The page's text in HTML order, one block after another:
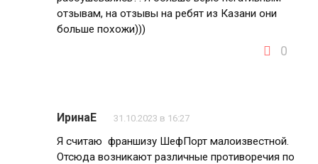
отзывам, на отзывы на ребят из Казани они
больше похожи)))
0
ИринаЕ 31.10.2023 в 16:27
Я считаю франшизу ШефПорт малоизвестной.
Отсюда возникают различные противоречия по